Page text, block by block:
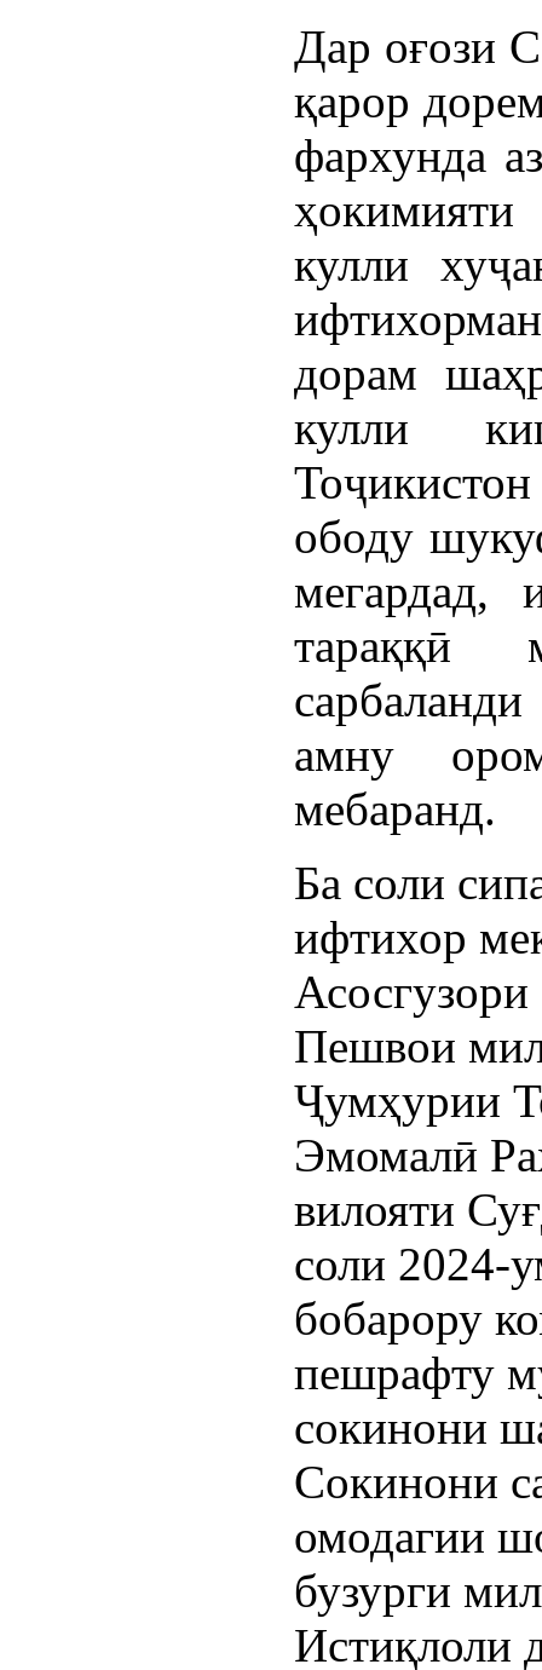
Дар оғози
қарор
фархунда
кулли
дорам
кулли
ободу
мегардад,
тараққӣ
амну
мебаранд.
Ба соли
ифтихор
Пешвои
Ҷумҳурии
Эмомалӣ
вилояти
соли 2024-
бобарору
пешрафту
сокинони
Сокинони
омодагии
бузурги
Истиқлоли